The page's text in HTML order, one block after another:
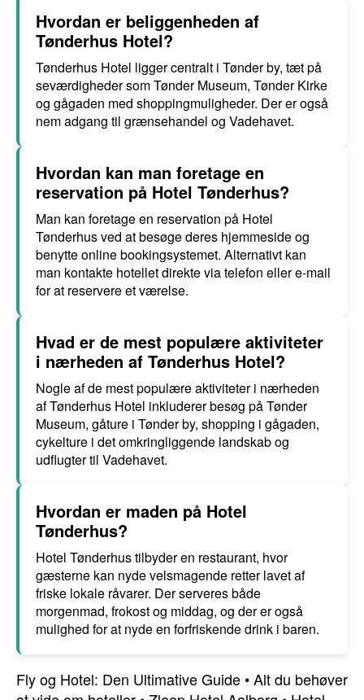
Hvordan er beliggenheden af
Tønderhus Hotel?
Tønderhus Hotel ligger centralt i Tønder by, tæt på
seværdigheder som Tønder Museum, Tønder Kirke
og gågaden med shoppingmuligheder. Der er også
nem adgang til grænsehandel og Vadehavet.
Hvordan kan man foretage en
reservation på Hotel Tønderhus?
Man kan foretage en reservation på Hotel
Tønderhus ved at besøge deres hjemmeside og
benytte online bookingsystemet. Alternativt kan
man kontakte hotellet direkte via telefon eller e-mail
for at reservere et værelse.
Hvad er de mest populære aktiviteter
i nærheden af Tønderhus Hotel?
Nogle af de mest populære aktiviteter i nærheden
af Tønderhus Hotel inkluderer besøg på Tønder
Museum, gåture i Tønder by, shopping i gågaden,
cykelture i det omkringliggende landskab og
udflugter til Vadehavet.
Hvordan er maden på Hotel
Tønderhus?
Hotel Tønderhus tilbyder en restaurant, hvor
gæsterne kan nyde velsmagende retter lavet af
friske lokale råvarer. Der serveres både
morgenmad, frokost og middag, og der er også
mulighed for at nyde en forfriskende drink i baren.
Fly og Hotel: Den Ultimative Guide •Alt du behøver